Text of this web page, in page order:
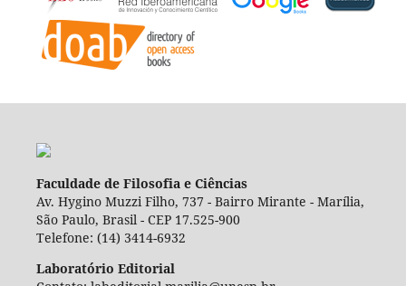
Faculdade de Filosofia e Ciências
Av. Hygino Muzzi Filho, 737 - Bairro Mirante - Marília,
São Paulo, Brasil - CEP 17.525-900
Telefone: (14) 3414-6932
Laboratório Editorial